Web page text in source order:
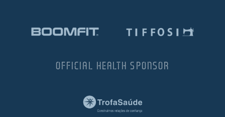
OFFICIAL HEALTH SPONSOR